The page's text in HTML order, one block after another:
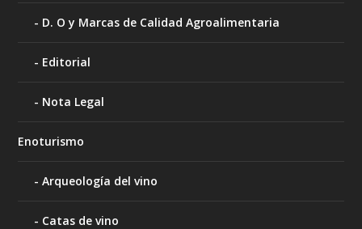
D. O y Marcas de Calidad Agroalimentaria
Editorial
Nota Legal
Enoturismo
Arqueología del vino
Catas de vino